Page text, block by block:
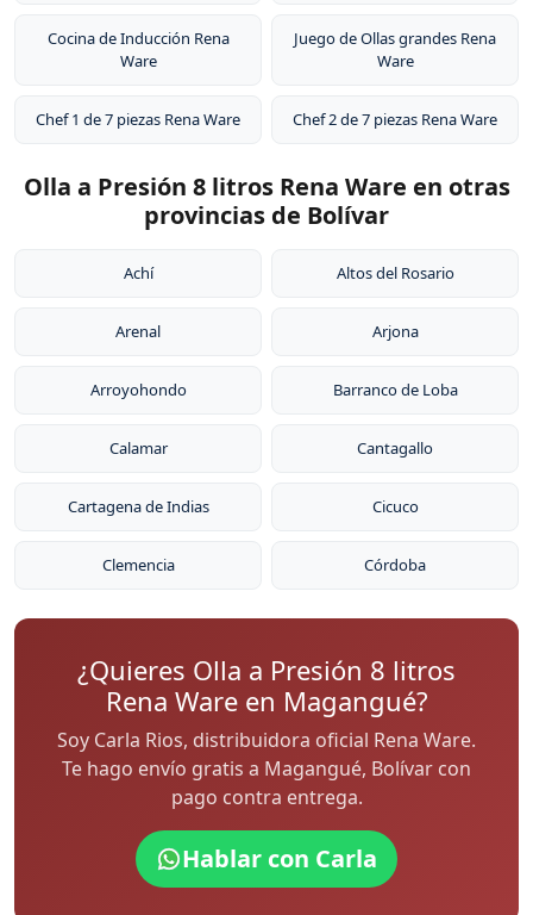
Cocina de Inducción Rena
Ware
Juego de Ollas grandes Rena
Ware
Chef 1 de 7 piezas Rena Ware Chef 2 de 7 piezas Rena Ware
Olla a Presión 8 litros Rena Ware en otras
provincias de Bolívar
Achí Altos del Rosario
Arenal Arjona
Arroyohondo Barranco de Loba
Calamar Cantagallo
Cartagena de Indias Cicuco
Clemencia Córdoba
¿Quieres Olla a Presión 8 litros
Rena Ware en Magangué?
Soy Carla Rios, distribuidora oficial Rena Ware.
Te hago envío gratis a Magangué, Bolívar con
pago contra entrega.
Hablar con Carla